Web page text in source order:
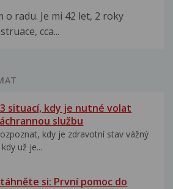
radu. Je mi 42 let, 2 roky
cca...
situací, kdy je nutné volat
službu
kdy je zdravotní stav vážný
kdy už je...
si: První pomoc do